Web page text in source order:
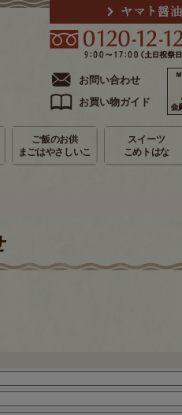
お問い合わせ
お買い物ガイド
ご飯のお供
まごはやさしいこ
スイーツ
こめトはな